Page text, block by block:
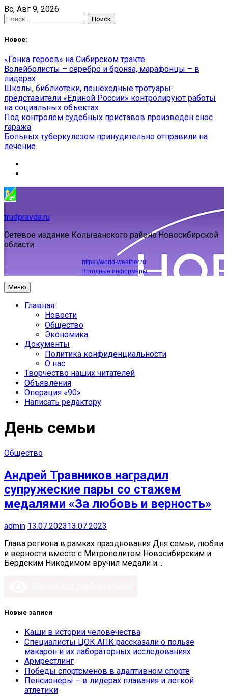
Skip
to
content
Вс, Авг 9, 2026
Найти:
Новое:
«Гонка героев» на Сибирском тракте
Волейболисты – серебро и бронза, марафонцы – в
лидерах
Школы, библиотеки, пешеходные тротуары:
представители «Единой России» контролируют работы
на социальных объектах
Под контролем судебных приставов произведен снос
гаража
Больных туберкулезом принудительно отправили на
лечение
trudpravda.ru
Сетевое издание Колыванского района Новосибирской
области
https://world-weather.ru
Погодные информеры
Меню
Главная
Новости
Общество
Экономика
Документы
Политика конфиденциальности
О нас
Творчество наших читателей
Объявления
Операция «90»
Написать редактору
День семьи
Общество
Андрей Травников наградил
супружеские пары со стажем
медалями «За любовь и верность»
admin 13.07.202313.07.2023
Глава региона в рамках празднования Дня семьи, любви
и верности вместе с Митрополитом Новосибирским и
Бердским Никодимом вручил медали и…
Новые записи
Каши в истории человечества
Специалисты ЦОК АПК рассказали о пользе
макарон и их лабораторных исследованиях
Армрестлинг
Победы спортсменов в адаптивном спорте
Пенсионеры – в лидерах плавания и легкой
атлетики